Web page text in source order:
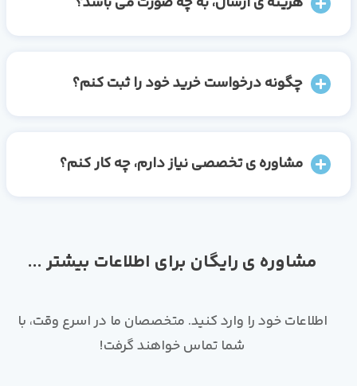
چگونه درخواست خرید خود را ثبت کنم؟
مشاوره ی تخصصی نیاز دارم، چه کار کنم؟
مشاوره ی رایگان برای اطلاعات بیشتر ...
اطلاعات خود را وارد کنید. متخصصان ما در اسرع وقت، با
شما تماس خواهند گرفت!